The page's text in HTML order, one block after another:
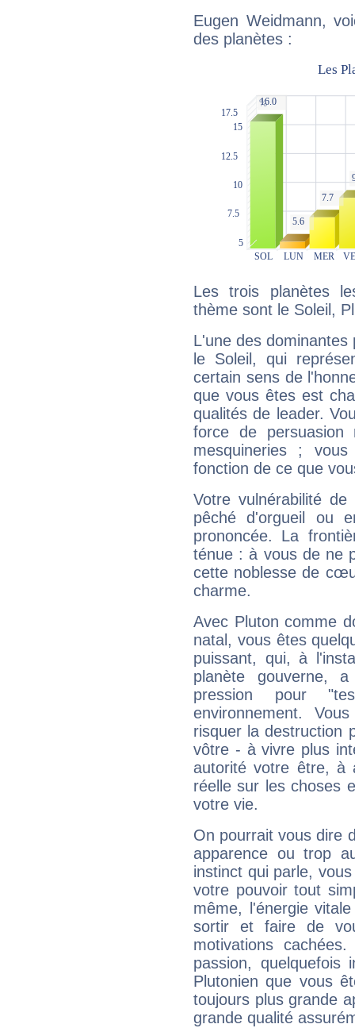
Eugen Weidmann,
des planètes :
Les trois planètes
thème sont le Soleil,
L'une des
le Soleil, qui
certain sens de
que vous êtes est
qualités de leader.
force de
mesquineries ;
fonction de ce que
Votre vulnérabilité
pêché d'orgueil ou
prononcée. La
ténue : à vous de ne
cette noblesse de
charme.
Avec Pluton comme
natal, vous êtes
puissant, qui, à
planète gouverne,
pression pour
environnement.
risquer la destruction
vôtre - à vivre plus
autorité votre être, à
réelle sur les choses
votre vie.
On pourrait vous dire
apparence ou trop
instinct qui parle,
votre pouvoir tout
même, l'énergie
sortir et faire de
motivations
passion, quelquefois
Plutonien que vous
toujours plus grande
grande qualité